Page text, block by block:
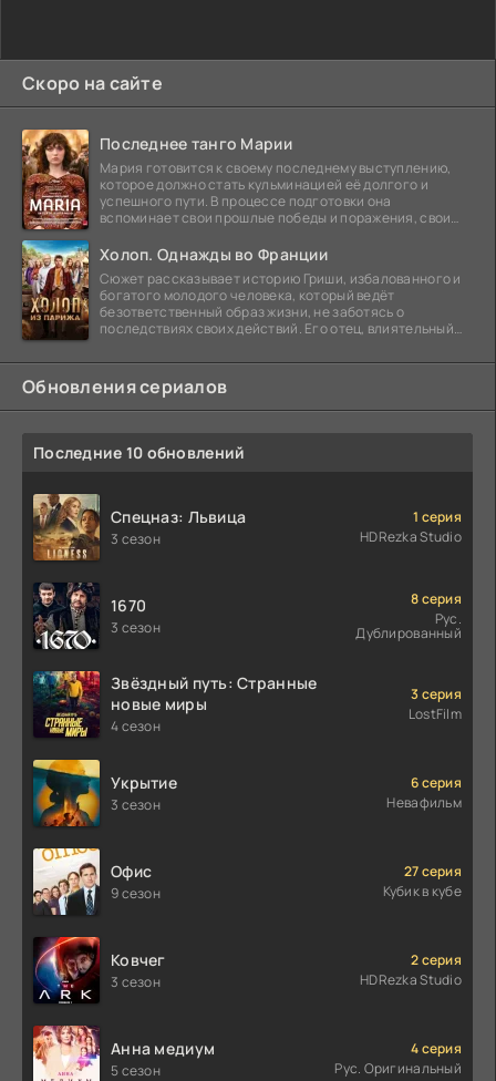
Скоро на сайте
Последнее танго Марии
Мария готовится к своему последнему выступлению,
которое должно стать кульминацией её долгого и
успешного пути. В процессе подготовки она
вспоминает свои прошлые победы и поражения, свои
Холоп. Однажды во Франции
Сюжет рассказывает историю Гриши, избалованного и
богатого молодого человека, который ведёт
безответственный образ жизни, не заботясь о
последствиях своих действий. Его отец, влиятельный
Обновления сериалов
Последние 10 обновлений
Спецназ: Львица
3 сезон
1 серия
HDRezka Studio
1670
3 сезон
8 серия
Рус.
Дублированный
Звёздный путь: Странные
новые миры
4 сезон
3 серия
LostFilm
Укрытие
3 сезон
6 серия
Невафильм
Офис
9 сезон
27 серия
Кубик в кубе
Ковчег
3 сезон
2 серия
HDRezka Studio
Анна медиум
5 сезон
4 серия
Рус. Оригинальный